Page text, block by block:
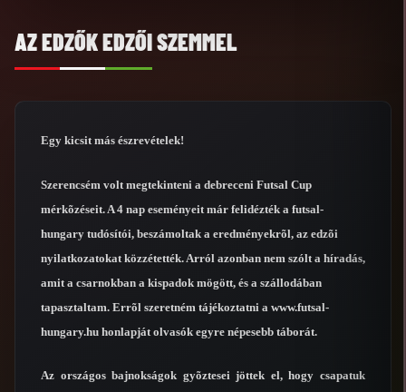
AZ EDZŐK EDZŐI SZEMMEL
Egy kicsit más észrevételek!
Szerencsém volt megtekinteni a debreceni Futsal Cup
mérkõzéseit. A 4 nap eseményeit már felidézték a futsal-
hungary tudósítói, beszámoltak a eredményekrõl, az edzõi
nyilatkozatokat közzétették. Arról azonban nem szólt a híradás,
amit a csarnokban a kispadok mögött, és a szállodában
tapasztaltam. Errõl szeretném tájékoztatni a www.futsal-
hungary.hu honlapját olvasók egyre népesebb táborát.
Az országos bajnokságok gyõztesei jöttek el, hogy csapatuk